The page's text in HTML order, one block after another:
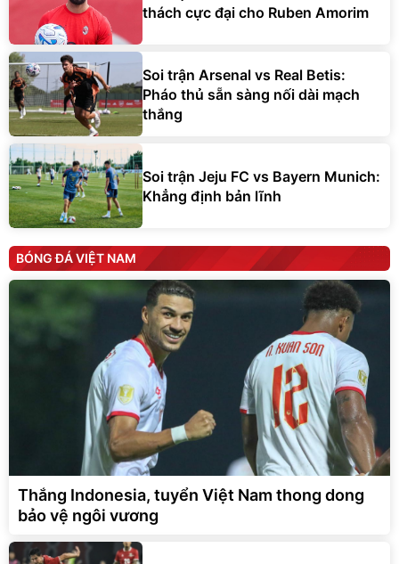
thách cực đại cho Ruben Amorim
Soi trận Arsenal vs Real Betis:
Pháo thủ sẵn sàng nối dài mạch
thắng
Soi trận Jeju FC vs Bayern Munich:
Khẳng định bản lĩnh
BÓNG ĐÁ VIỆT NAM
Thắng Indonesia, tuyển Việt Nam thong dong
bảo vệ ngôi vương